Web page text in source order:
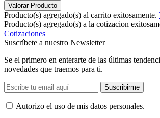
Valorar Producto
Producto(s) agregado(s) al carrito exitosamente.
Producto(s) agregado(s) a la cotizacion
Cotizaciones
Suscríbete a nuestro Newsletter
Se el primero en enterarte de las últimas
novedades que traemos para ti.
Suscribirme
Autorizo ​​el uso de mis datos personales.